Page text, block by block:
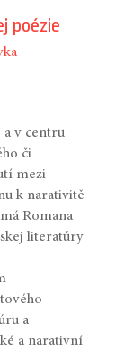
poézie
a v centru
či
mezi
k narativitě
Romana
literatúry
a
a narativní